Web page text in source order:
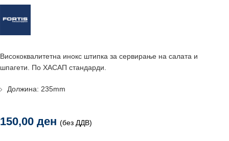
Висококвалитетна инокс штипка за сервирање на салата и
шпагети. По ХАСАП стандарди.
Должина: 235mm
150,00 ден (без ДДВ)